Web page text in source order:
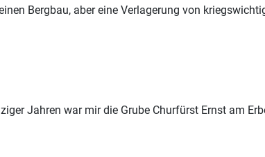
Bergbau, aber eine Verlagerung von
Jahren war mir die Grube Churfürst Ernst am